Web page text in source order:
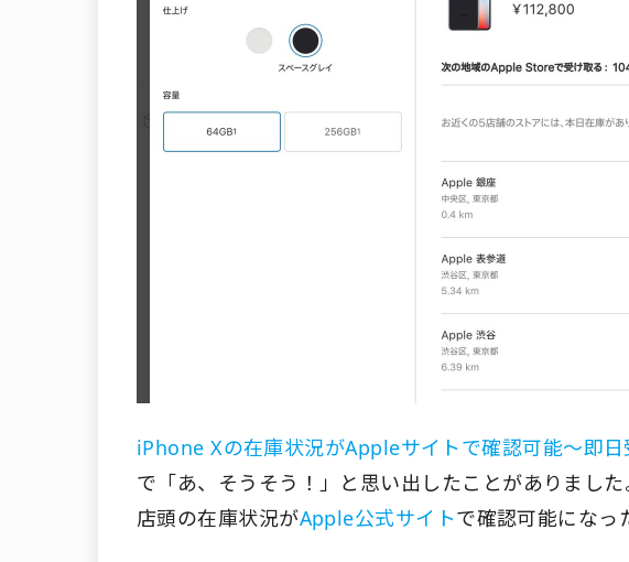
iPhone Xの在庫状況がAppleサイトで確認可能〜即日
で「あ、そうそう！」と思い出したことがありまし
店頭の在庫状況がApple公式サイトで確認可能になっ